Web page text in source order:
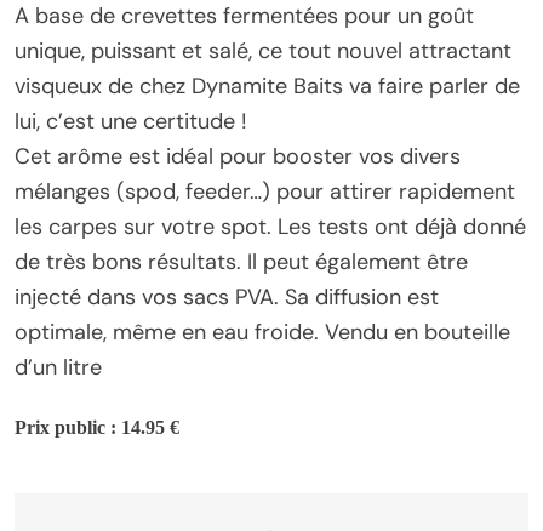
A base de crevettes fermentées pour un goût
unique, puissant et salé, ce tout nouvel attractant
visqueux de chez Dynamite Baits va faire parler de
lui, c’est une certitude !
Cet arôme est idéal pour booster vos divers
mélanges (spod, feeder…) pour attirer rapidement
les carpes sur votre spot. Les tests ont déjà donné
de très bons résultats. Il peut également être
injecté dans vos sacs PVA. Sa diffusion est
optimale, même en eau froide. Vendu en bouteille
d’un litre
Prix public : 14.95 €